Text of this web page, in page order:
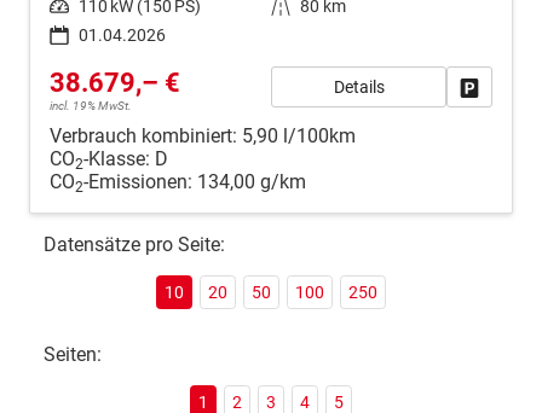
Leistung 110 kW (150 PS) Kilometerstand 80 km
01.04.2026
38.679,– €
incl. 19% MwSt.
Details
Verbrauch kombiniert: 5,90 l/100km
CO2-Klasse: D
CO2-Emissionen: 134,00 g/km
Datensätze pro Seite:
10 20 50 100 250
Seiten:
1 2 3 4 5